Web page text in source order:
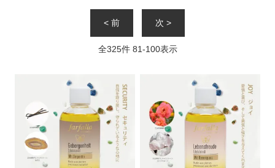
< 前 次 >
全325件 81-100表示